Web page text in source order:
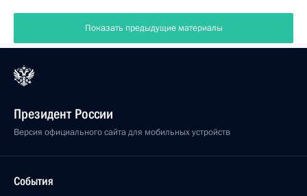
Показать предыдущие материалы
Президент России
Версия официального сайта для мобильных устройств
События